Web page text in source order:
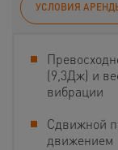
УСЛОВИЯ
(9,3Дж) и
вибрации
Сдвижной
движением